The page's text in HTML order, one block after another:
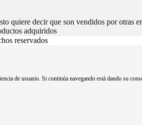
quiere decir que son vendidos por otras
adquiridos
reservados
de usuario. Si continúa navegando está dando su